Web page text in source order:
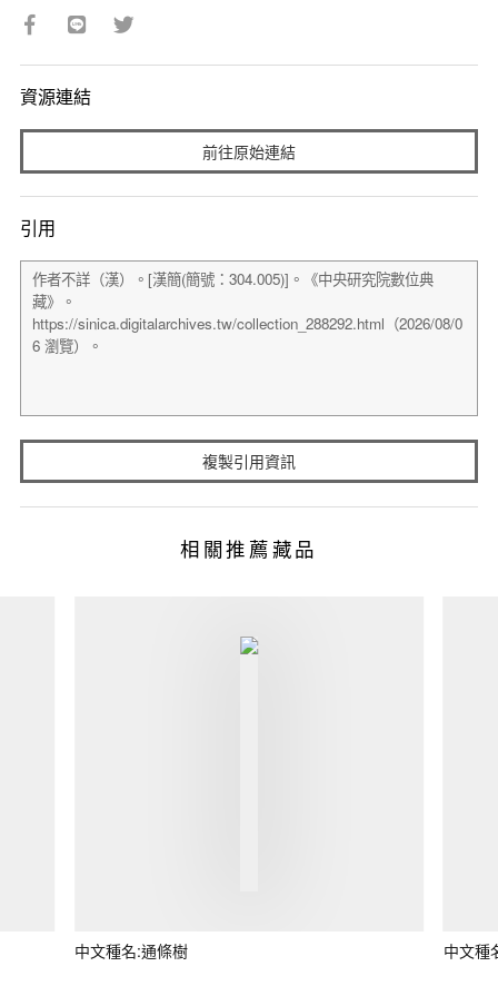
資源連結
前往原始連結
引用
複製引用資訊
相關推薦藏品
中文種名:通條樹 中文種